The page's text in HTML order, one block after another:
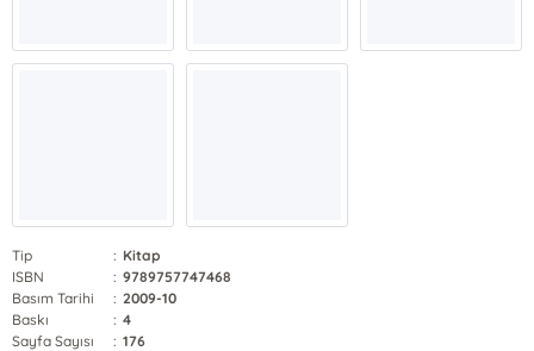
Tip : Kitap
ISBN
: 9789757747468
Basım Tarihi
: 2009-10
Baskı
: 4
Sayfa Sayısı
: 176